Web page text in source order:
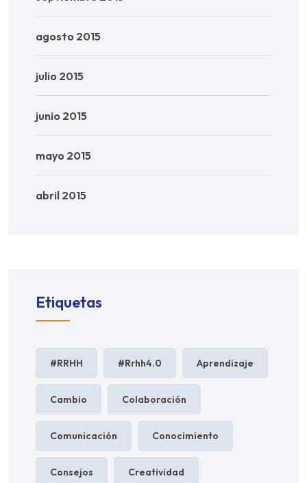
agosto 2015
julio 2015
junio 2015
mayo 2015
abril 2015
Etiquetas
#RRHH #rrhh4.0 Aprendizaje
Cambio Colaboración
Comunicación Conocimiento
Consejos Creatividad